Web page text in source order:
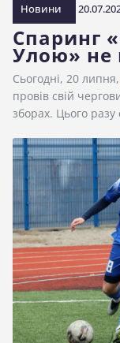
Новини
Спаринг
Улою» не
Сьогодні, 20
провів свій
зборах. Цього